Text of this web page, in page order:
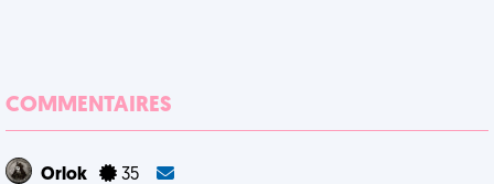
COMMENTAIRES
Orlok 35